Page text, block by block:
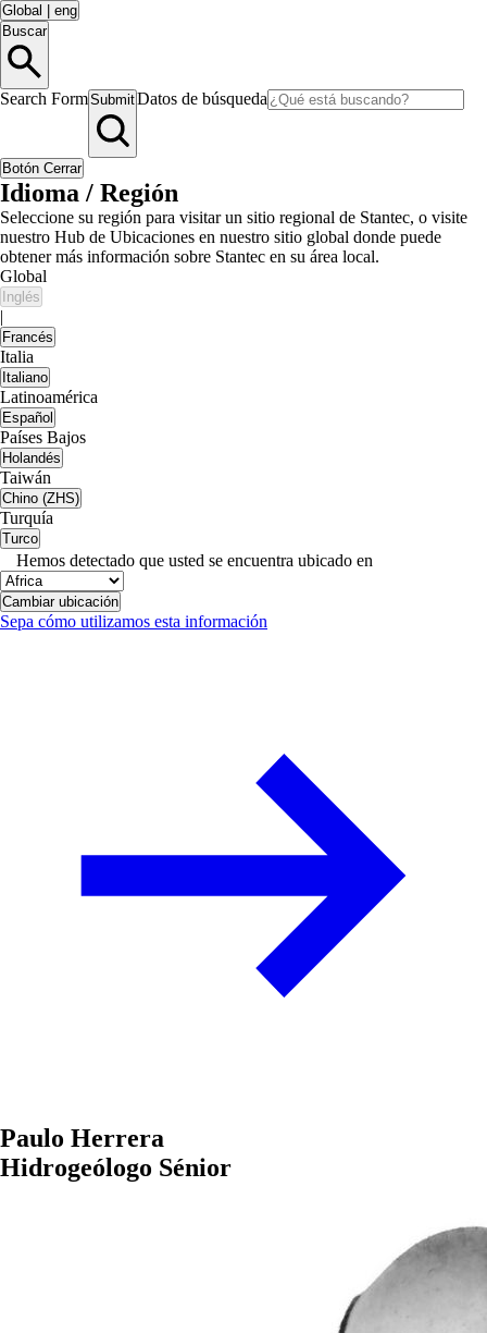
Global
eng
Buscar
Search FormSubmitDatos de búsqueda
Botón Cerrar
Idioma / Región
Seleccione su región para visitar un sitio regional de Stantec, o visite
nuestro Hub de Ubicaciones en nuestro sitio global donde puede
obtener más información sobre Stantec en su área local.
Global
Inglés
|
Francés
Italia
Italiano
Latinoamérica
Español
Países Bajos
Holandés
Taiwán
Chino (ZHS)
Turquía
Turco
Hemos detectado que usted se encuentra ubicado en
Cambiar ubicación
Sepa cómo utilizamos esta información
Paulo Herrera
Hidrogeólogo Sénior